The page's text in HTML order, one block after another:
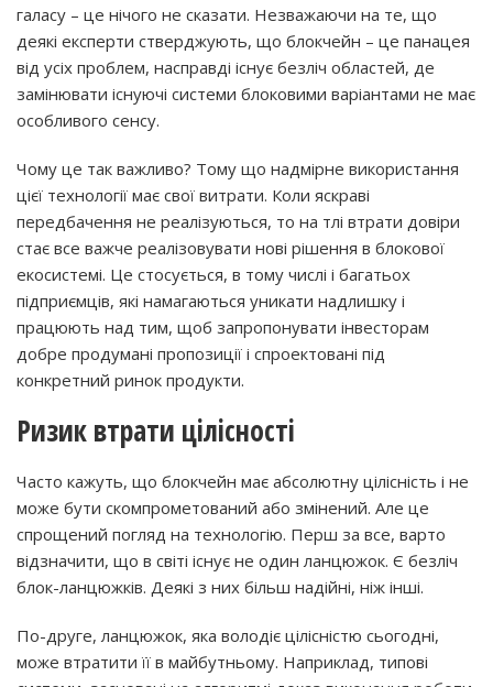
галасу – це нічого не сказати. Незважаючи на те, що
деякі експерти стверджують, що блокчейн – це панацея
від усіх проблем, насправді існує безліч областей, де
замінювати існуючі системи блоковими варіантами не має
особливого сенсу.
Чому це так важливо? Тому що надмірне використання
цієї технології має свої витрати. Коли яскраві
передбачення не реалізуються, то на тлі втрати довіри
стає все важче реалізовувати нові рішення в блокової
екосистемі. Це стосується, в тому числі і багатьох
підприємців, які намагаються уникати надлишку і
працюють над тим, щоб запропонувати інвесторам
добре продумані пропозиції і спроектовані під
конкретний ринок продукти.
Ризик втрати цілісності
Часто кажуть, що блокчейн має абсолютну цілісність і не
може бути скомпрометований або змінений. Але це
спрощений погляд на технологію. Перш за все, варто
відзначити, що в світі існує не один ланцюжок. Є безліч
блок-ланцюжків. Деякі з них більш надійні, ніж інші.
По-друге, ланцюжок, яка володіє цілісністю сьогодні,
може втратити її в майбутньому. Наприклад, типові